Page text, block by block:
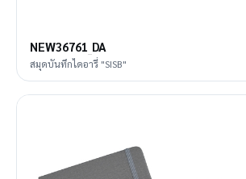
NEW36761_DA
สมุดบันทึกไดอารี่ "SISB"